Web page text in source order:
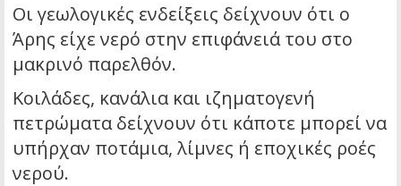
Οι γεωλογικές ενδείξεις δείχνουν ότι ο
Άρης είχε νερό στην επιφάνειά του στο
μακρινό παρελθόν.
Κοιλάδες, κανάλια και ιζηματογενή
πετρώματα δείχνουν ότι κάποτε μπορεί να
υπήρχαν ποτάμια, λίμνες ή εποχικές ροές
νερού.